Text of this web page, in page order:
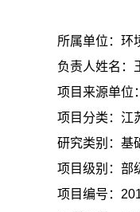
所属单位： 环
负责人姓名：
项目来源单位：
项目分类： 江
研究类别： 基
项目级别： 部
项目编号：